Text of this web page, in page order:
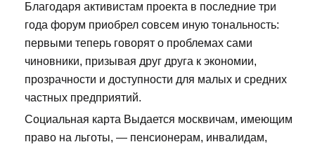
Благодаря активистам проекта в последние три
года форум приобрел совсем иную тональность:
первыми теперь говорят о проблемах сами
чиновники, призывая друг друга к экономии,
прозрачности и доступности для малых и средних
частных предприятий.
Социальная карта Выдается москвичам, имеющим
право на льготы, — пенсионерам, инвалидам,